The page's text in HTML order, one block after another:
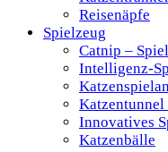
Reisenäpfe
Spielzeug
Catnip –
Intelligenz-
Katzentunnel
Innovatives
Katzenbälle